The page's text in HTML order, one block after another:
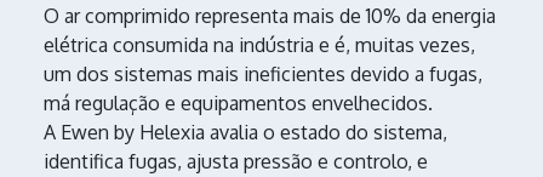
O ar comprimido representa mais de 10% da energia
elétrica consumida na indústria e é, muitas vezes,
um dos sistemas mais ineficientes devido a fugas,
má regulação e equipamentos envelhecidos.
A Ewen by Helexia avalia o estado do sistema,
identifica fugas, ajusta pressão e controlo, e